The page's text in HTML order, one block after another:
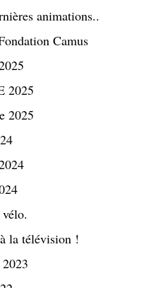
animations..
Camus
2025
2025
la télévision !